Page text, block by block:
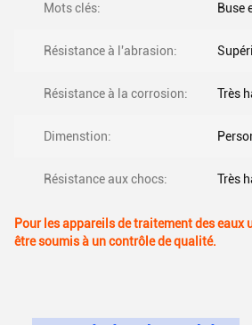
Mots clés: Buse
Résistance à l'abrasion:
Résistance à la corrosion: Très
Dimenstion:
Résistance aux chocs: Très
Pour les appareils de traitement des eaux
être soumis à un contrôle de qualité.